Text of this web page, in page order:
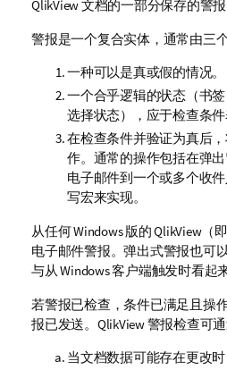
QlikView 文档的一部分保存的警报
警报是一个复合实体，通常由三
一种可以是真或假的情况。
一个合乎逻辑的状态（书
选择状态），应于检查条件
在检查条件并验证为真后
作。通常的操作包括在弹
电子邮件到一个或多个收
写宏来实现。
从任何 Windows 版的 QlikView（
电子邮件警报。弹出式警报也可
与从 Windows 客户端触发时看起
若警报已检查，条件已满足且操
报已发送。QlikView 警报检查可
当文档数据可能存在更改